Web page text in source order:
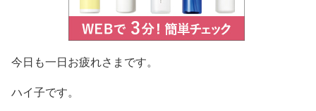
今日も一日お疲れさまです。
ハイ子です。